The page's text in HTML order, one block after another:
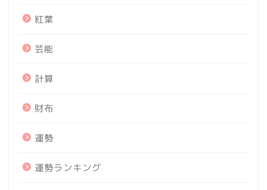
紅葉
芸能
計算
財布
運勢
運勢ランキング